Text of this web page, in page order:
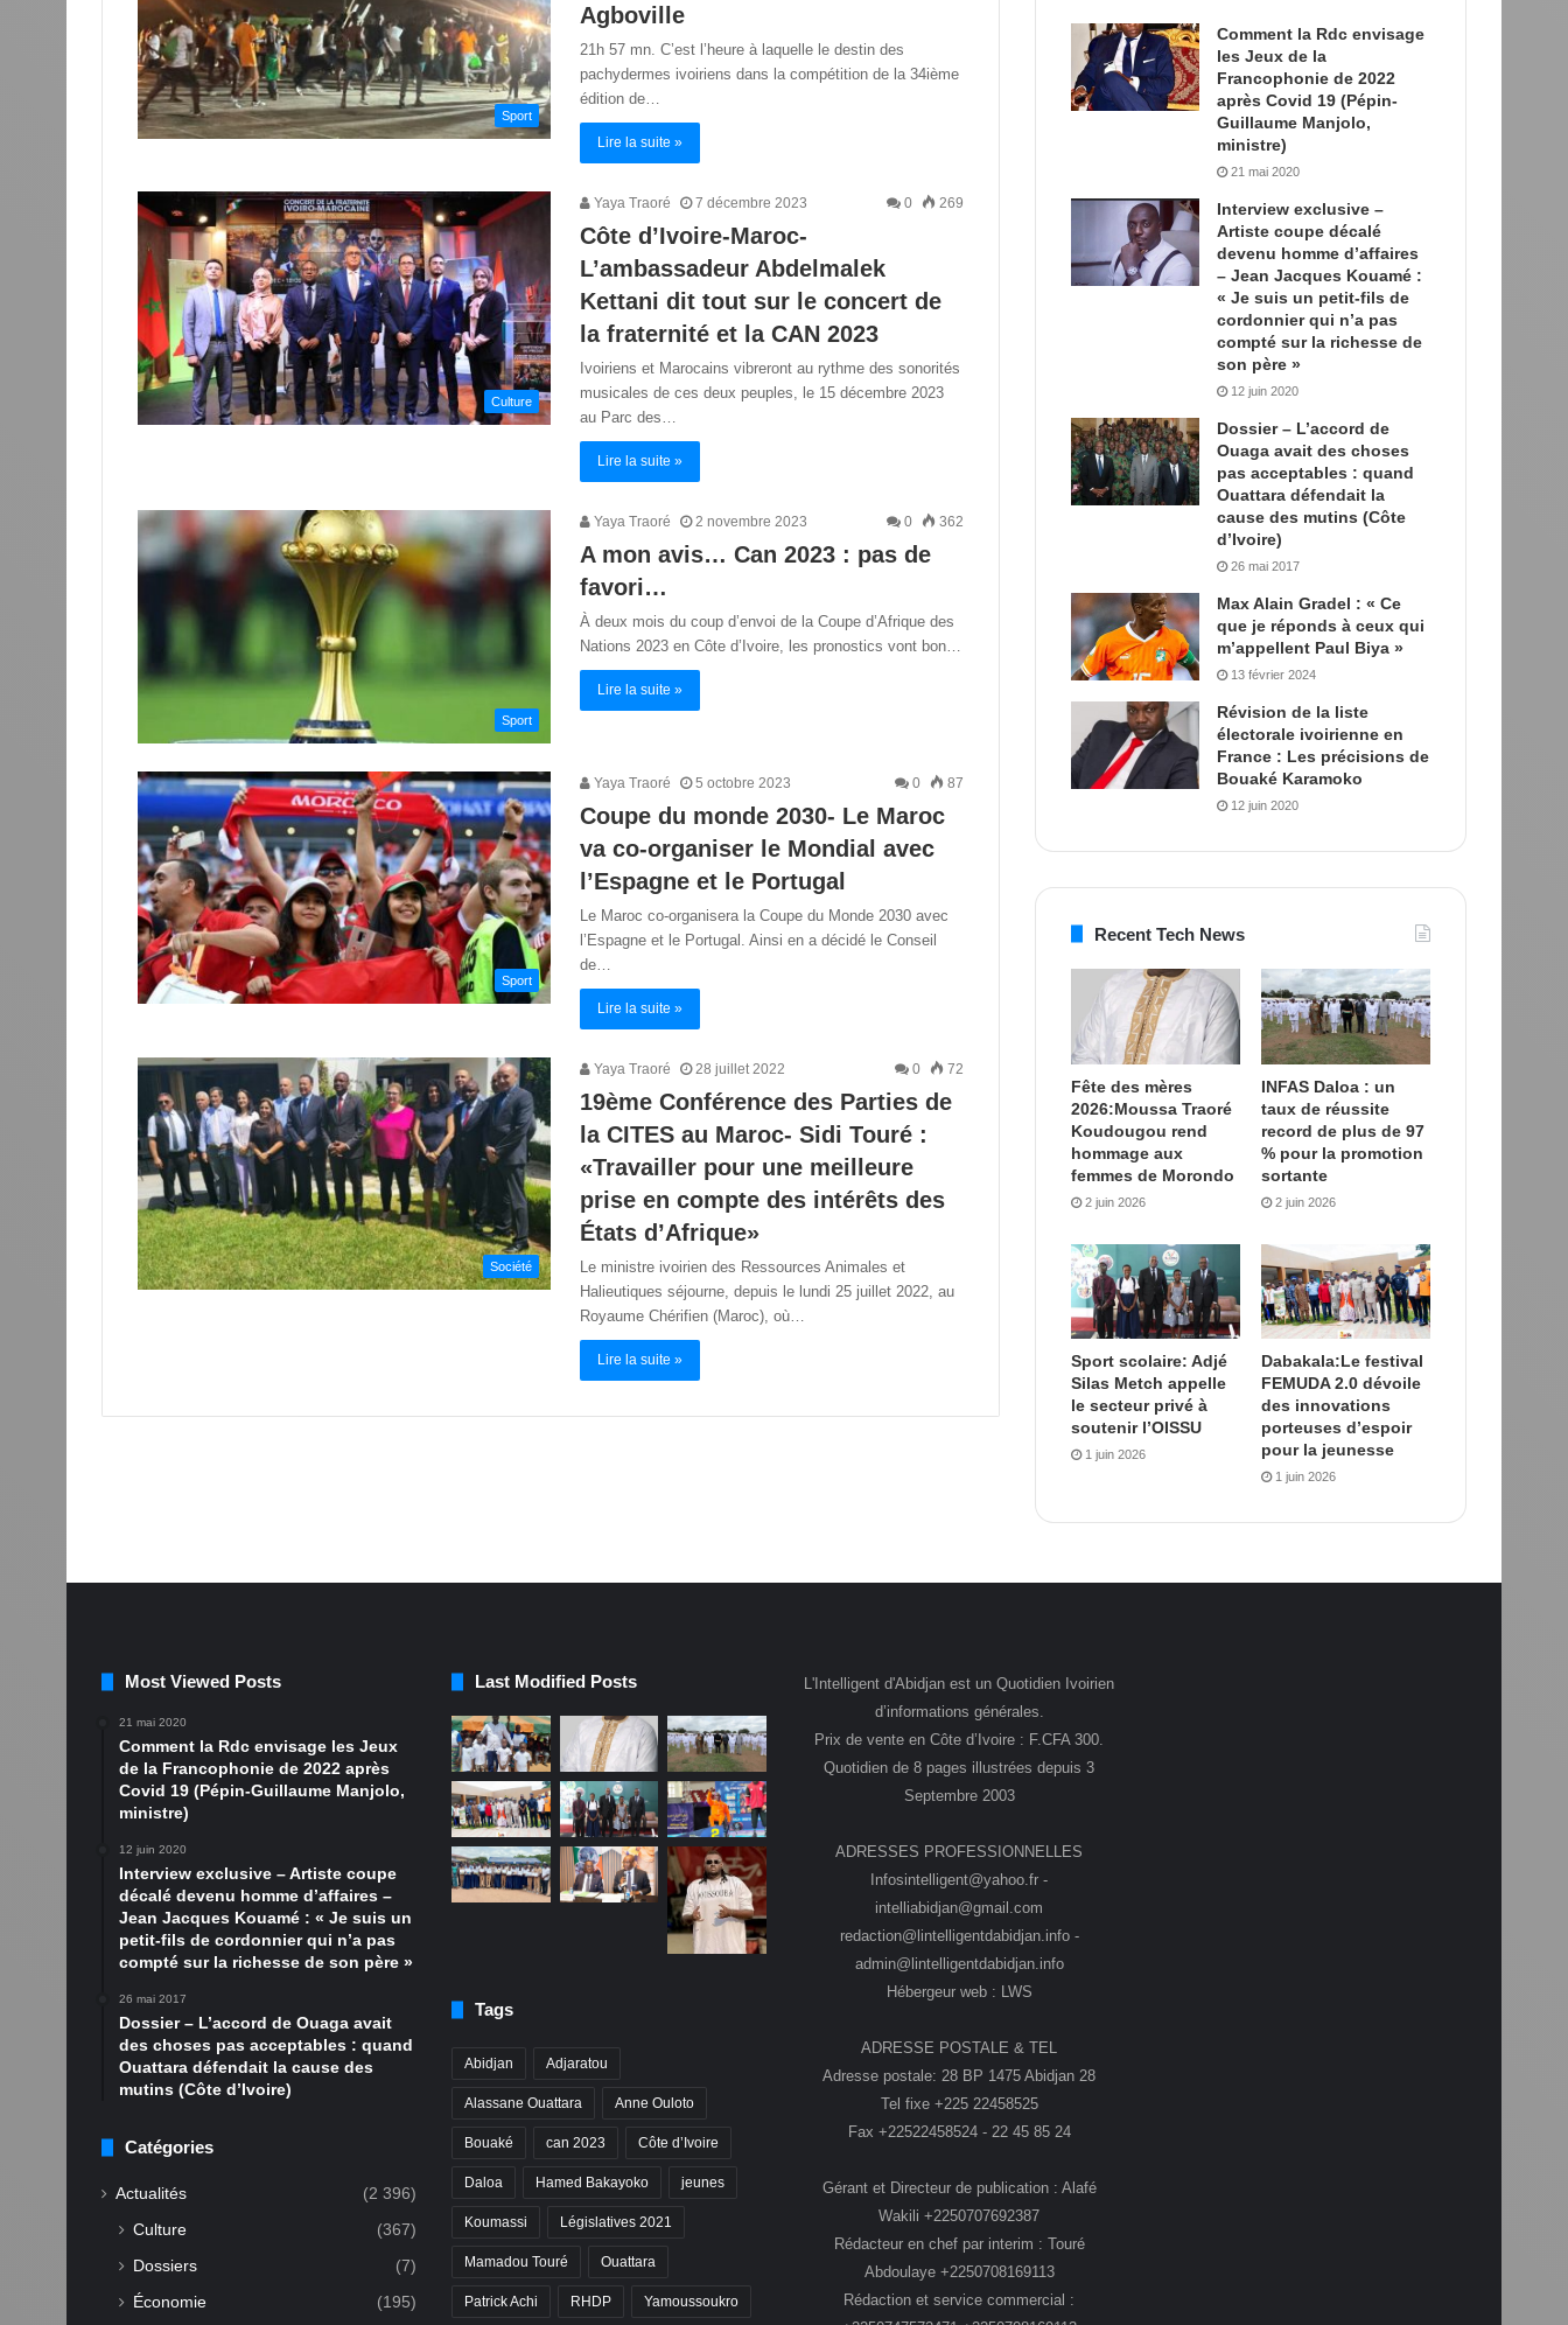
Sport
Agboville
21h 57 mn. C’est l’heure à laquelle le destin des
pachydermes ivoiriens dans la compétition de la 34ième
édition de…
Lire la suite »
Culture
Yaya Traoré 7 décembre 2023 0 269
Côte d’Ivoire-Maroc-
L’ambassadeur Abdelmalek
Kettani dit tout sur le concert de
la fraternité et la CAN 2023
Ivoiriens et Marocains vibreront au rythme des sonorités
musicales de ces deux peuples, le 15 décembre 2023
au Parc des…
Lire la suite »
Sport
Yaya Traoré 2 novembre 2023 0 362
A mon avis… Can 2023 : pas de
favori…
À deux mois du coup d’envoi de la Coupe d’Afrique des
Nations 2023 en Côte d’Ivoire, les pronostics vont bon…
Lire la suite »
Sport
Yaya Traoré 5 octobre 2023 0 87
Coupe du monde 2030- Le Maroc
va co-organiser le Mondial avec
l’Espagne et le Portugal
Le Maroc co-organisera la Coupe du Monde 2030 avec
l’Espagne et le Portugal. Ainsi en a décidé le Conseil
de…
Lire la suite »
Société
Yaya Traoré 28 juillet 2022 0 72
19ème Conférence des Parties de
la CITES au Maroc- Sidi Touré :
«Travailler pour une meilleure
prise en compte des intérêts des
États d’Afrique»
Le ministre ivoirien des Ressources Animales et
Halieutiques séjourne, depuis le lundi 25 juillet 2022, au
Royaume Chérifien (Maroc), où…
Lire la suite »
Comment la Rdc envisage
les Jeux de la
Francophonie de 2022
après Covid 19 (Pépin-
Guillaume Manjolo,
ministre)
21 mai 2020
Interview exclusive –
Artiste coupe décalé
devenu homme d’affaires
– Jean Jacques Kouamé :
« Je suis un petit-fils de
cordonnier qui n’a pas
compté sur la richesse de
son père »
12 juin 2020
Dossier – L’accord de
Ouaga avait des choses
pas acceptables : quand
Ouattara défendait la
cause des mutins (Côte
d’Ivoire)
26 mai 2017
Max Alain Gradel : « Ce
que je réponds à ceux qui
m’appellent Paul Biya »
13 février 2024
Révision de la liste
électorale ivoirienne en
France : Les précisions de
Bouaké Karamoko
12 juin 2020
Recent Tech News
Fête des mères
2026:Moussa Traoré
Koudougou rend
hommage aux
femmes de Morondo
2 juin 2026
INFAS Daloa : un
taux de réussite
record de plus de 97
% pour la promotion
sortante
2 juin 2026
Sport scolaire: Adjé
Silas Metch appelle
le secteur privé à
soutenir l’OISSU
1 juin 2026
Dabakala:Le festival
FEMUDA 2.0 dévoile
des innovations
porteuses d’espoir
pour la jeunesse
1 juin 2026
Most Viewed Posts
21 mai 2020
Comment la Rdc envisage les Jeux
de la Francophonie de 2022 après
Covid 19 (Pépin-Guillaume Manjolo,
ministre)
12 juin 2020
Interview exclusive – Artiste coupe
décalé devenu homme d’affaires –
Jean Jacques Kouamé : « Je suis un
petit-fils de cordonnier qui n’a pas
compté sur la richesse de son père »
26 mai 2017
Dossier – L’accord de Ouaga avait
des choses pas acceptables : quand
Ouattara défendait la cause des
mutins (Côte d’Ivoire)
Catégories
Actualités (2 396)
Culture
(367)
Dossiers
(7)
Économie
(195)
Last Modified Posts
Tags
Abidjan Adjaratou
Alassane Ouattara Anne Ouloto
Bouaké can 2023 Côte d’Ivoire
Daloa Hamed Bakayoko jeunes
Koumassi Législatives 2021
Mamadou Touré Ouattara
Patrick Achi RHDP Yamoussoukro
L'Intelligent d'Abidjan est un Quotidien Ivoirien
d’informations générales.
Prix de vente en Côte d’Ivoire : F.CFA 300.
Quotidien de 8 pages illustrées depuis 3
Septembre 2003
ADRESSES PROFESSIONNELLES
Infosintelligent@yahoo.fr -
intelliabidjan@gmail.com
redaction@lintelligentdabidjan.info -
admin@lintelligentdabidjan.info
Hébergeur web : LWS
ADRESSE POSTALE & TEL
Adresse postale: 28 BP 1475 Abidjan 28
Tel fixe +225 22458525
Fax +22522458524 - 22 45 85 24
Gérant et Directeur de publication : Alafé
Wakili +2250707692387
Rédacteur en chef par interim : Touré
Abdoulaye +2250708169113
Rédaction et service commercial :